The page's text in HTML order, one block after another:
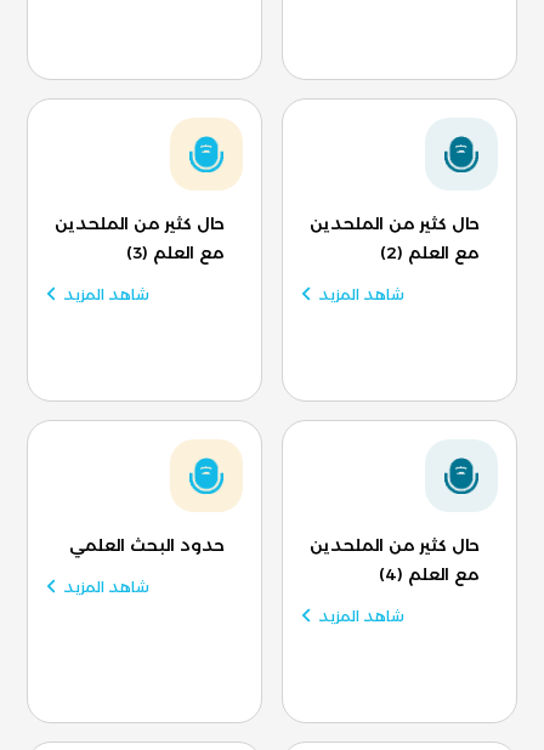
حال كثير من الملحدين
مع العلم (2)
شاهد المزيد
حال كثير من الملحدين
مع العلم (3)
شاهد المزيد
حال كثير من الملحدين
مع العلم (4)
شاهد المزيد
حدود البحث العلمي
شاهد المزيد